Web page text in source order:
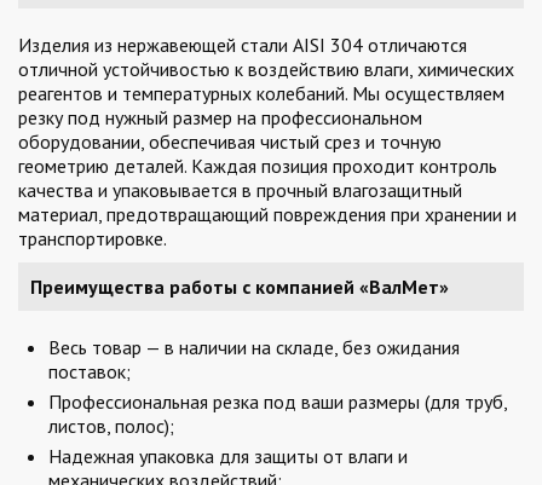
Изделия из нержавеющей стали AISI 304 отличаются
отличной устойчивостью к воздействию влаги, химических
реагентов и температурных колебаний. Мы осуществляем
резку под нужный размер на профессиональном
оборудовании, обеспечивая чистый срез и точную
геометрию деталей. Каждая позиция проходит контроль
качества и упаковывается в прочный влагозащитный
материал, предотвращающий повреждения при хранении и
транспортировке.
Преимущества работы с компанией «ВалМет»
Весь товар — в наличии на складе, без ожидания
поставок;
Профессиональная резка под ваши размеры (для труб,
листов, полос);
Надежная упаковка для защиты от влаги и
механических воздействий;